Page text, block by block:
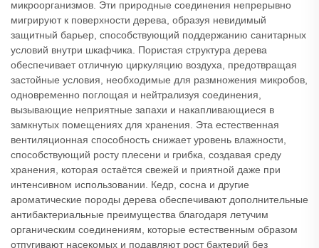
микроорганизмов. Эти природные соединения непрерывно
мигрируют к поверхности дерева, образуя невидимый
защитный барьер, способствующий поддержанию санитарных
условий внутри шкафчика. Пористая структура дерева
обеспечивает отличную циркуляцию воздуха, предотвращая
застойные условия, необходимые для размножения микробов,
одновременно поглощая и нейтрализуя соединения,
вызывающие неприятные запахи и накапливающиеся в
замкнутых помещениях для хранения. Эта естественная
вентиляционная способность снижает уровень влажности,
способствующий росту плесени и грибка, создавая среду
хранения, которая остаётся свежей и приятной даже при
интенсивном использовании. Кедр, сосна и другие
ароматические породы дерева обеспечивают дополнительные
антибактериальные преимущества благодаря летучим
органическим соединениям, которые естественным образом
отпугивают насекомых и подавляют рост бактерий без